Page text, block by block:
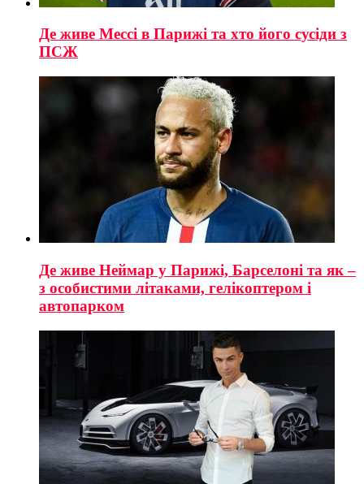
Де живе Мессі в Парижі та хто його сусіди з
ПСЖ
Де живе Неймар у Парижі, Барселоні та як –
з особистими літаками, гелікоптером і
автопарком